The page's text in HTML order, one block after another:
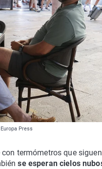
Press
termómetros que
se esperan cielos